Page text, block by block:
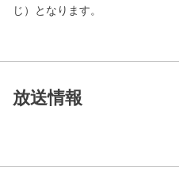
じ）となります。
放送情報